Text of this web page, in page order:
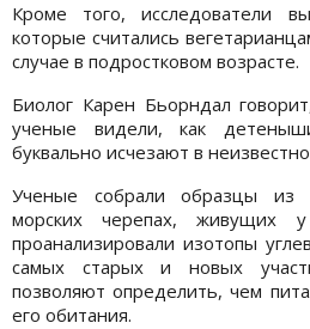
Кроме того, исследователи
которые считались
случае в подростковом возрасте.
Биолог Карен Бьорндал
ученые видели, как
буквально исчезают в
Ученые собрали образцы из
морских черепах, живущих
проанализировали изотопы
самых старых и новых
позволяют определить, чем
его обитания.